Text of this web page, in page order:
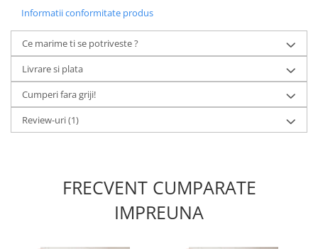
Informatii conformitate produs
Ce marime ti se potriveste ?
Livrare si plata
Cumperi fara griji!
Review-uri(1)
FRECVENT CUMPARATE
IMPREUNA